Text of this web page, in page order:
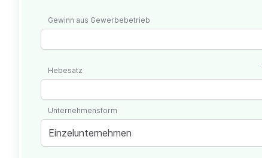
Gewinn aus Gewerbebetrieb
Hebesatz
Einzelunternehmen
Unternehmensform